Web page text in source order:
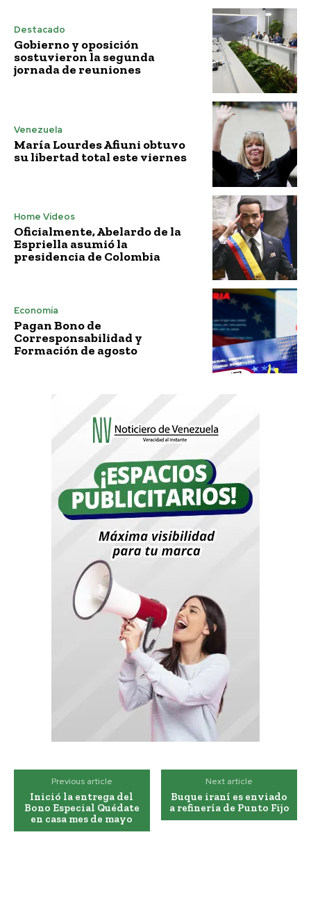
Destacado
Gobierno y oposición
sostuvieron la segunda
jornada de reuniones
Venezuela
María Lourdes Afiuni obtuvo
su libertad total este viernes
Home Vídeos
Oficialmente, Abelardo de la
Espriella asumió la
presidencia de Colombia
Economía
Pagan Bono de
Corresponsabilidad y
Formación de agosto
Previous article
Inició la entrega del
Bono Especial Quédate
en casa mes de mayo
Next article
Buque iraní es enviado
a refinería de Punto Fijo